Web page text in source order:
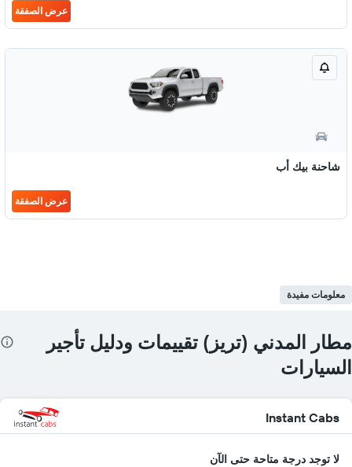
عرض الصفقة
شاحنة بيك أب
عرض الصفقة
معلومات مفيدة
مطار المدني (تريز) تقييمات ودليل تأجير
السيارات
Instant Cabs
لا توجد درجة متاحة حتى الآن